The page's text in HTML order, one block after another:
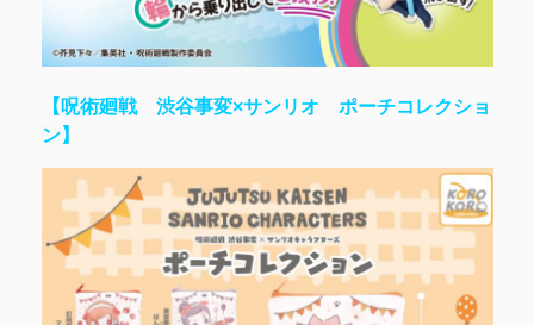
【呪術廻戦 渋谷事変×サンリオ ポーチコレクショ
ン】